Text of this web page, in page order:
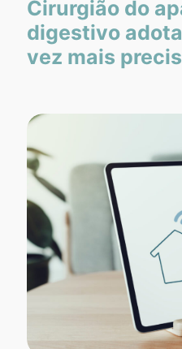
Cirurgião do
digestivo
vez mais